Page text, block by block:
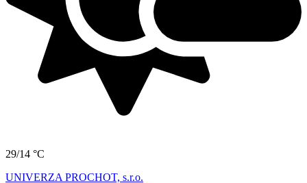
29/14 °C
UNIVERZA PROCHOT, s.r.o.